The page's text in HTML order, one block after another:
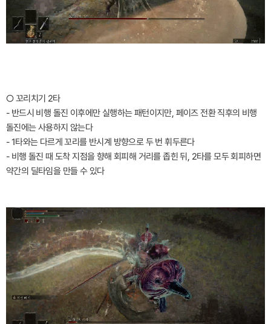
○ 꼬리치기 2타
- 반드시 비행 돌진 이후에만 실행하는 패턴이지만, 페이즈 전환 직후의 비행
돌진에는 사용하지 않는다
- 1타와는 다르게 꼬리를 반시계 방향으로 두 번 휘두른다
- 비행 돌진 때 도착 지점을 향해 회피해 거리를 좁힌 뒤, 2타를 모두 회피하면
약간의 딜타임을 만들 수 있다